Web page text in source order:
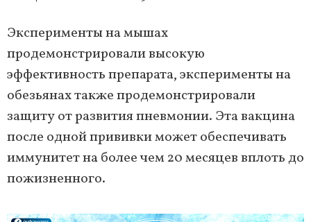
Эксперименты на мышах
продемонстрировали высокую
эффективность препарата, эксперименты на
обезьянах также продемонстрировали
защиту от развития пневмонии. Эта вакцина
после одной прививки может обеспечивать
иммунитет на более чем 20 месяцев вплоть до
пожизненного.